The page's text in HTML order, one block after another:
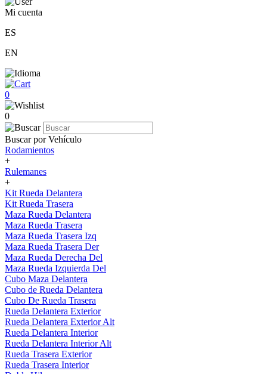
Mi cuenta
ES
EN
0
0
Buscar por Vehículo
Rodamientos
+
Rulemanes
+
Kit Rueda Delantera
Kit Rueda Trasera
Maza Rueda Delantera
Maza Rueda Trasera
Maza Rueda Trasera Izq
Maza Rueda Trasera Der
Maza Rueda Derecha Del
Maza Rueda Izquierda Del
Cubo Maza Delantera
Cubo de Rueda Delantera
Cubo De Rueda Trasera
Rueda Delantera Exterior
Rueda Delantera Exterior Alt
Rueda Delantera Interior
Rueda Delantera Interior Alt
Rueda Trasera Exterior
Rueda Trasera Interior